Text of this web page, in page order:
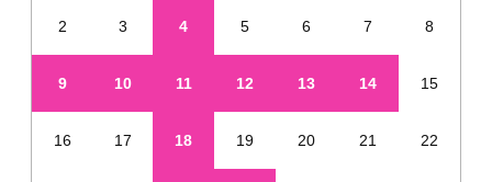
2 3 4 5 6 7 8
9 10 11 12 13 14 15
16 17 18 19 20 21 22